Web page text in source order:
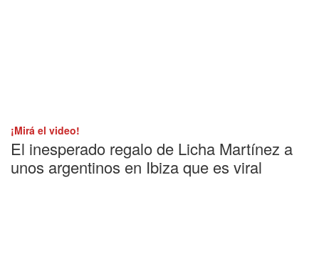
¡Mirá el video!
El inesperado regalo de Licha Martínez a
unos argentinos en Ibiza que es viral